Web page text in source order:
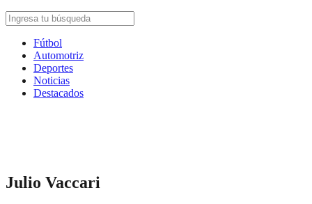
Fútbol
Automotriz
Deportes
Noticias
Destacados
Julio Vaccari